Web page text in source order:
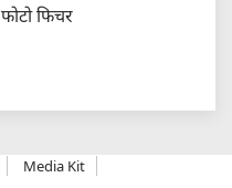
फोटो फिचर
Media Kit